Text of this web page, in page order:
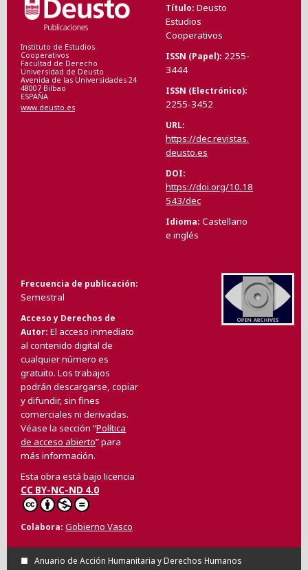
Instituto de Estudios
Cooperativos
Facultad de Derecho
Universidad de Deusto
Avenida de las Universidades 24
48007 Bilbao
ESPAÑA
www.deusto.es
Título Deusto
Estudios
Cooperativos
ISSN (Papel) 2255-
3444
ISSN (Electrónico)
2255-3452
URL
https://dec.revistas.
deusto.es
DOI
https://doi.org/10.18
543/dec
Idioma Castellano
e inglés
Frecuencia de publicación
Semestral
Acceso y Derechos de
Autor El acceso inmediato
al contenido digital de
cualquier número es
gratuito. Los trabajos
podrán descargarse, copiar
y difundir, sin fines
comerciales ni derivadas.
Véase la sección “Política
de acceso abierto” para
más información.
Esta obra está bajo licencia
CC BY-NC-ND 4.0
Colabora Gobierno Vasco
Anuario de Acción Humanitaria y Derechos Humanos